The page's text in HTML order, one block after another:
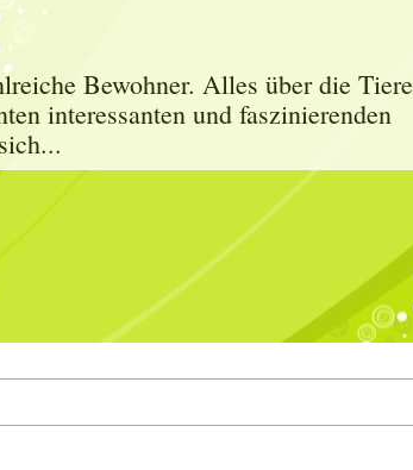
Bewohner. Alles über die Tiere
interessanten und faszinierenden